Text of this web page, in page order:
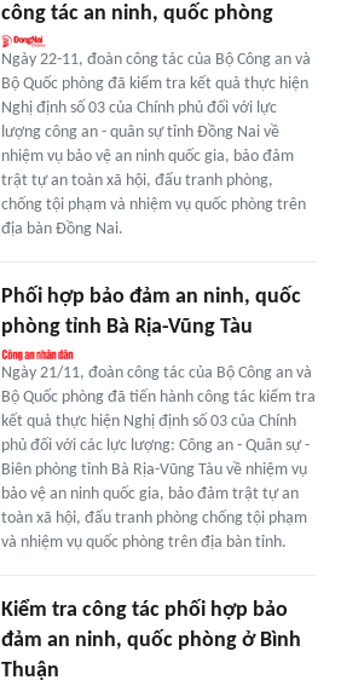
công tác an ninh, quốc phòng
Ngày 22-11, đoàn công tác của Bộ Công an và
Bộ Quốc phòng đã kiểm tra kết quả thực hiện
Nghị định số 03 của Chính phủ đối với lực
lượng công an - quân sự tỉnh Đồng Nai về
nhiệm vụ bảo vệ an ninh quốc gia, bảo đảm
trật tự an toàn xã hội, đấu tranh phòng,
chống tội phạm và nhiệm vụ quốc phòng trên
địa bàn Đồng Nai.
Phối hợp bảo đảm an ninh, quốc
phòng tỉnh Bà Rịa-Vũng Tàu
Ngày 21/11, đoàn công tác của Bộ Công an và
Bộ Quốc phòng đã tiến hành công tác kiểm tra
kết quả thực hiện Nghị định số 03 của Chính
phủ đối với các lực lượng: Công an - Quân sự -
Biên phòng tỉnh Bà Rịa-Vũng Tàu về nhiệm vụ
bảo vệ an ninh quốc gia, bảo đảm trật tự an
toàn xã hội, đấu tranh phòng chống tội phạm
và nhiệm vụ quốc phòng trên địa bàn tỉnh.
Kiểm tra công tác phối hợp bảo
đảm an ninh, quốc phòng ở Bình
Thuận